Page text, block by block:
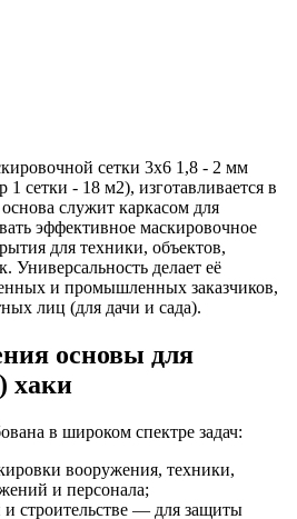
сетки 3х6 1,8 - 2 мм
1 сетки - 18 м2), изготавливается в
служит каркасом для
эффективное маскировочное
для техники, объектов,
Универсальность делает её
и промышленных заказчиков,
лиц (для дачи и сада).
основы для
хаки
в широком спектре задач:
вооружения, техники,
и персонала;
строительстве — для защиты